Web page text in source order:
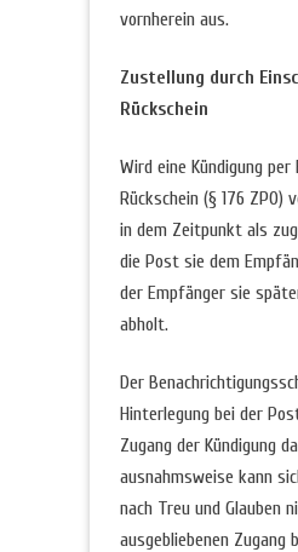
vornherein aus.
Zustellung durch
Rückschein
Wird eine Kündigung per
Rückschein (§ 176 ZPO)
in dem Zeitpunkt als
die Post sie dem
der Empfänger sie
abholt.
Der
Hinterlegung bei der
Zugang der Kündigung
ausnahmsweise kann
nach Treu und Glauben
ausgebliebenen Zugang